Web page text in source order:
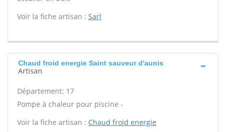
Voir la fiche artisan : Sarl
Chaud froid energie Saint sauveur d'aunis
Artisan
Département: 17
Pompe à chaleur pour piscine -
Voir la fiche artisan : Chaud froid energie